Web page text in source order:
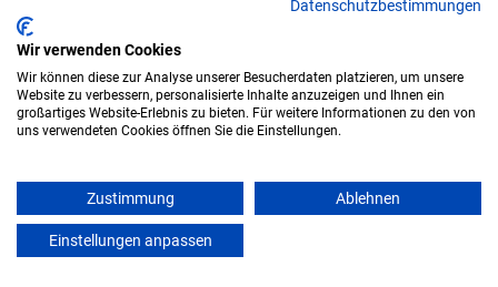
Start: Oktober 2026
Freie Plätze: 1
Datenschutzbestimmungen
Wir verwenden Cookies
Wir können diese zur Analyse unserer Besucherdaten platzieren, um unsere
Website zu verbessern, personalisierte Inhalte anzuzeigen und Ihnen ein
großartiges Website-Erlebnis zu bieten. Für weitere Informationen zu den von
uns verwendeten Cookies öffnen Sie die Einstellungen.
Zustimmung Ablehnen
Einstellungen anpassen